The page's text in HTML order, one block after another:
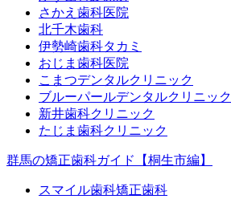
さかえ歯科医院
北千木歯科
伊勢崎歯科タカミ
おじま歯科医院
こまつデンタルクリニック
ブルーパールデンタルクリニック
新井歯科クリニック
たじま歯科クリニック
群馬の矯正歯科ガイド【桐生市編】
スマイル歯科矯正歯科